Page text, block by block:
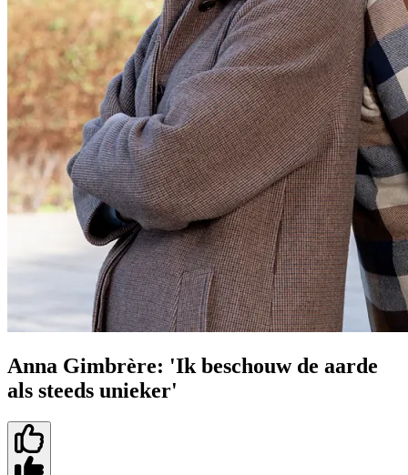
Anna Gimbrère: 'Ik beschouw de aarde
als steeds unieker'